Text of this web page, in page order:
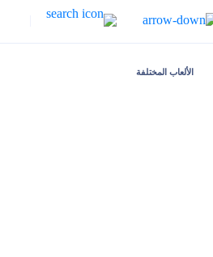
الألعاب المختلفة